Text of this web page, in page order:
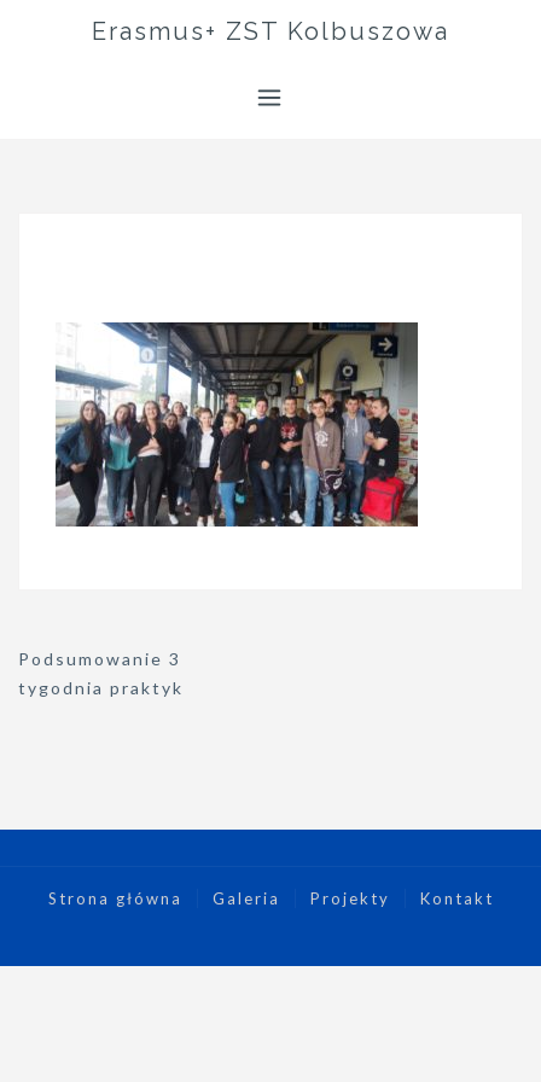
Erasmus+ ZST Kolbuszowa
Nawigacja
wpisu
Podsumowanie 3
tygodnia praktyk
Strona główna Galeria Projekty Kontakt